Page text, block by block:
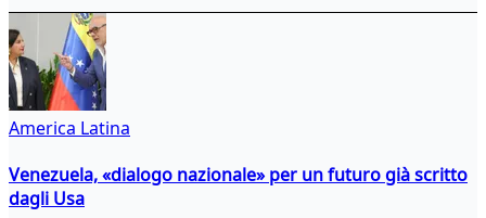
America Latina
Venezuela, «dialogo nazionale» per un futuro già scritto
dagli Usa